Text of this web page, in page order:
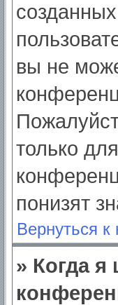
вы не
только
понизят
Вернуться к
» Когда